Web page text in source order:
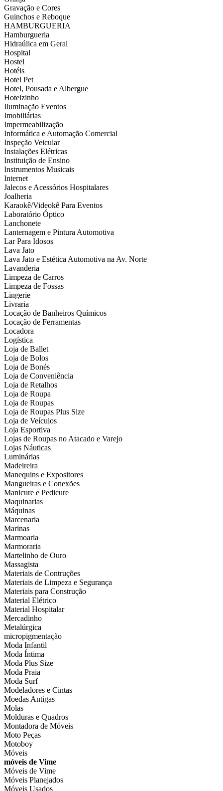
Gravação e Cores
Guinchos e Reboque
HAMBURGUERIA
Hamburgueria
Hidraúlica em Geral
Hospital
Hostel
Hotéis
Hotel Pet
Hotel, Pousada e Albergue
Hotelzinho
Iluminação Eventos
Imobiliárias
Impermeabilização
Informática e Automação Comercial
Inspeção Veicular
Instalações Elétricas
Instituição de Ensino
Instrumentos Musicais
Internet
Jalecos e Acessórios Hospitalares
Joalheria
Karaokê/Videokê Para Eventos
Laboratório Óptico
Lanchonete
Lanternagem e Pintura Automotiva
Lar Para Idosos
Lava Jato
Lava Jato e Estética Automotiva na Av. Norte
Lavanderia
Limpeza de Carros
Limpeza de Fossas
Lingerie
Livraria
Locação de Banheiros Químicos
Locação de Ferramentas
Locadora
Logística
Loja de Ballet
Loja de Bolos
Loja de Bonés
Loja de Conveniência
Loja de Retalhos
Loja de Roupa
Loja de Roupas
Loja de Roupas Plus Size
Loja de Veículos
Loja Esportiva
Lojas de Roupas no Atacado e Varejo
Lojas Náuticas
Luminárias
Madeireira
Manequins e Expositores
Mangueiras e Conexões
Manicure e Pedicure
Maquinarias
Máquinas
Marcenaria
Marinas
Marmoaria
Marmoraria
Martelinho de Ouro
Massagista
Materiais de Contruções
Materiais de Limpeza e Segurança
Materiais para Construção
Material Elétrico
Material Hospitalar
Mercadinho
Metalúrgica
micropigmentação
Moda Infantil
Moda Íntima
Moda Plus Size
Moda Praia
Moda Surf
Modeladores e Cintas
Moedas Antigas
Molas
Molduras e Quadros
Montadora de Móveis
Moto Peças
Motoboy
Móveis
móveis de Vime
Móveis de Vime
Móveis Planejados
Móveis Usados